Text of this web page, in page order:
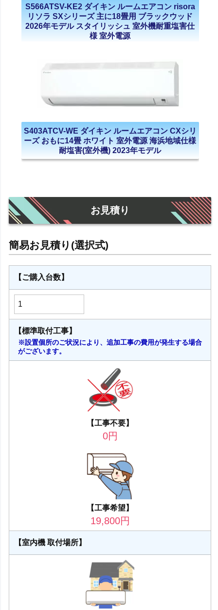
S566ATSV-KE2 ダイキン ルームエアコン risora
リソラ SXシリーズ 主に18畳用 ブラックウッド
2026年モデル スタイリッシュ 室外機耐重塩害仕
様 室外電源
S403ATCV-WE ダイキン ルームエアコン CXシリ
ーズ おもに14畳 ホワイト 室外電源 海浜地域仕様
耐塩害(室外機) 2023年モデル
お見積り
【ご購入台数】
【標準取付工事】
※設置個所のご状況により、追加工事の費用が発生する場合
がございます。
【工事不要】
0円
【工事希望】
19,800円
【室内機 取付場所】